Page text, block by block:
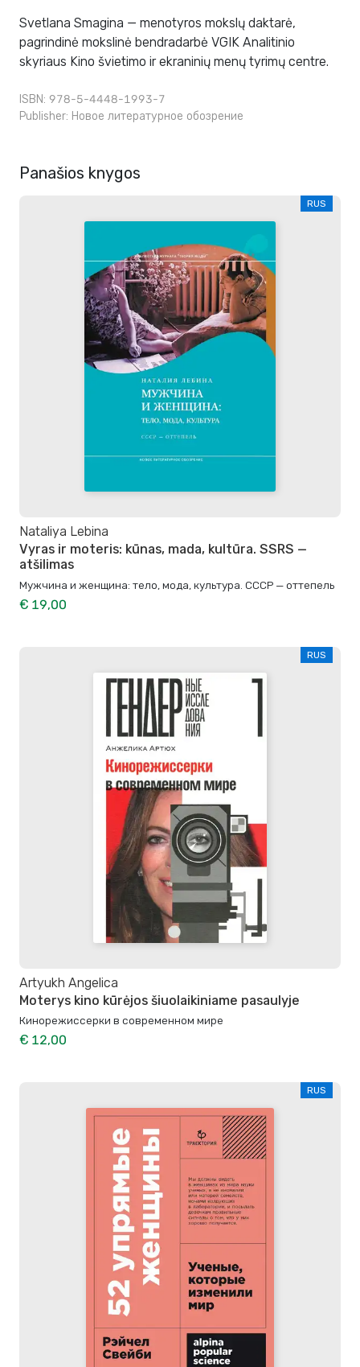
Svetlana Smagina — menotyros mokslų daktarė,
pagrindinė mokslinė bendradarbė VGIK Analitinio
skyriaus Kino švietimo ir ekraninių menų tyrimų centre.
ISBN: 978-5-4448-1993-7
Publisher: Новое литературное обозрение
Panašios knygos
RUS
Nataliya Lebina
Vyras ir moteris: kūnas, mada, kultūra. SSRS —
atšilimas
Мужчина и женщина: тело, мода, культура. СССР — оттепель
€ 19,00
RUS
Artyukh Angelica
Moterys kino kūrėjos šiuolaikiniame pasaulyje
Кинорежиссерки в современном мире
€ 12,00
RUS